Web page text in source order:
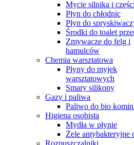
Mycie silnika i części
Płyn do chłodnic
Płyn do
Środki do toalet
Zmywacze do felg i
hamulców
Chemia warsztatowa
Płyny do myjek
warsztatowych
Smary silikony
Gazy i paliwa
Paliwo do bio
Higiena osobista
Mydła w płynie
Żele antybakteryjne
Rozpuszczalniki